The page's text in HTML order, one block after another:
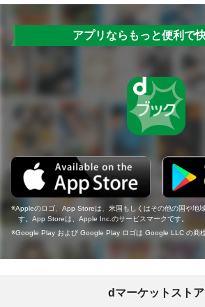
アプリならもっと便利で
Appleのロゴ、App Storeは、米国もしくはその他の国や地
す。App Storeは、Apple Inc.のサービスマークです。
Google Play および Google Play ロゴは Google LLC の商標
dマーケットストア